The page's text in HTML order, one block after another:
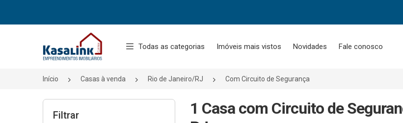
Página inicial
Todas as categorias Imóveis mais vistos Novidades Fale conosco
Início Casas à venda Rio de Janeiro/RJ Com Circuito de Segurança
Filtrar
1 Casa com Circuito de